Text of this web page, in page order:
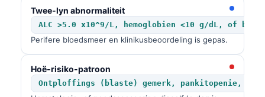
Twee-lyn abnormaliteit
ALC >5.0 x10^9/L, hemoglobien <10 g/dL, of
Perifere bloedsmeer en klinikusbeoordeling is gepas.
Hoë-risiko-patroon
Ontploffings (blaste) gemerk, pankitopenie, of